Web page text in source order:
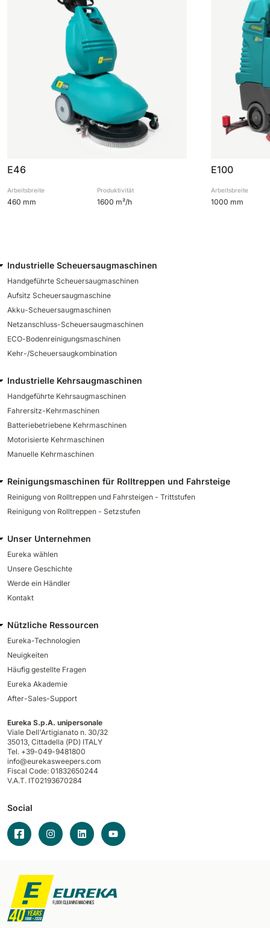
E46
Arbeitsbreite
460 mm
Produktivität
1600 m²/h
E100
Arbeitsbreite
1000 mm
Industrielle Scheuersaugmaschinen
Handgeführte Scheuersaugmaschinen
Aufsitz Scheuersaugmaschine
Akku-Scheuersaugmaschinen
Netzanschluss-Scheuersaugmaschinen
ECO-Bodenreinigungsmaschinen
Kehr-/Scheuersaugkombination
Industrielle Kehrsaugmaschinen
Handgeführte Kehrsaugmaschinen
Fahrersitz-Kehrmaschinen
Batteriebetriebene Kehrmaschinen
Motorisierte Kehrmaschinen
Manuelle Kehrmaschinen
Reinigungsmaschinen für Rolltreppen und Fahrsteige
Reinigung von Rolltreppen und Fahrsteigen - Trittstufen
Reinigung von Rolltreppen - Setzstufen
Unser Unternehmen
Eureka wählen
Unsere Geschichte
Werde ein Händler
Kontakt
Nützliche Ressourcen
Eureka-Technologien
Neuigkeiten
Häufig gestellte Fragen
Eureka Akademie
After-Sales-Support
Eureka S.p.A. unipersonale
Viale Dell'Artigianato n. 30/32
35013, Cittadella (PD) ITALY
Tel. +39-049-9481800
info@eurekasweepers.com
Fiscal Code: 01832650244
V.A.T. IT02193670284
Social